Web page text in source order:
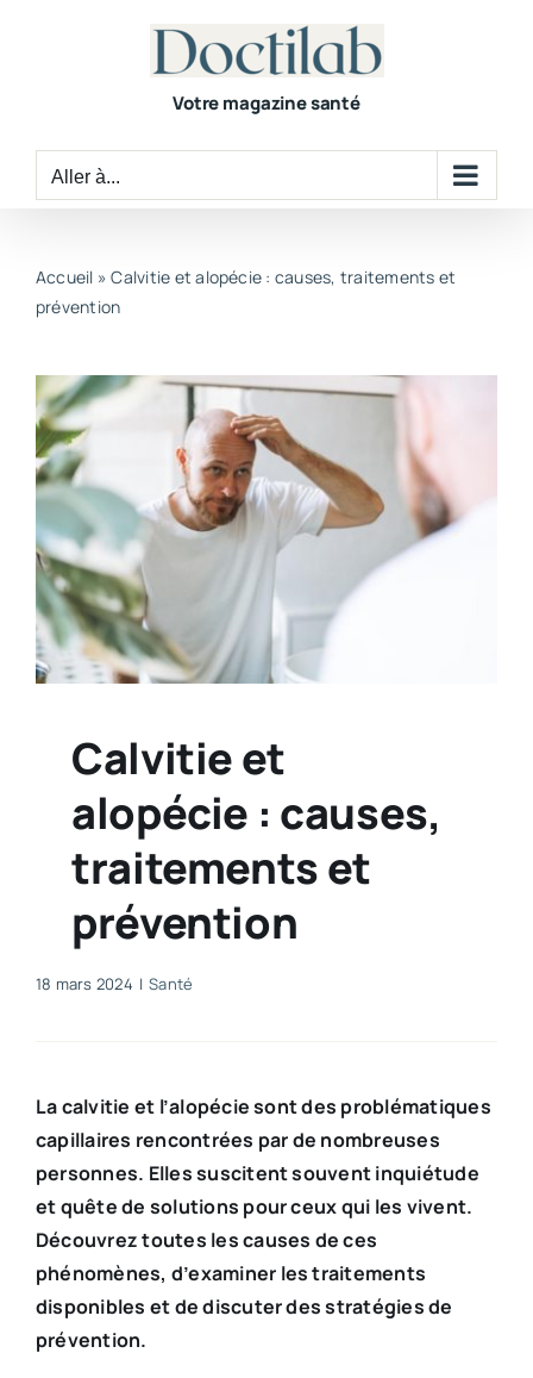
Votre magazine santé
Aller à...
Accueil »Calvitie et alopécie : causes, traitements et
prévention
Calvitie et
alopécie : causes,
traitements et
prévention
18 mars 2024 | Santé
La calvitie et l’alopécie sont des problématiques
capillaires rencontrées par de nombreuses
personnes. Elles suscitent souvent inquiétude
et quête de solutions pour ceux qui les vivent.
Découvrez toutes les causes de ces
phénomènes, d’examiner les traitements
disponibles et de discuter des stratégies de
prévention.